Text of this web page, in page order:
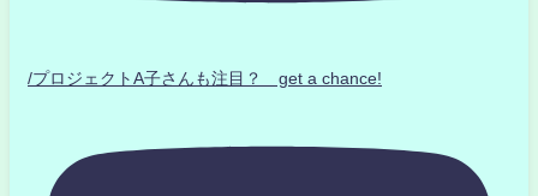
/プロジェクトA子さんも注目？ get a chance!